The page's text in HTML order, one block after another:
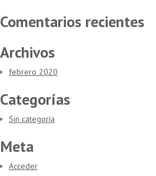
Comentarios recientes
Archivos
febrero 2020
Categorías
Sin categoría
Meta
Acceder